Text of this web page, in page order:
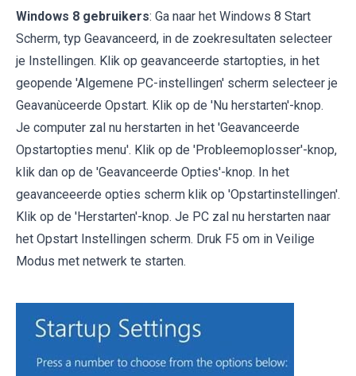
Windows 8 gebruikers: Ga naar het Windows 8 Start
Scherm, typ Geavanceerd, in de zoekresultaten selecteer
je Instellingen. Klik op geavanceerde startopties, in het
geopende 'Algemene PC-instellingen' scherm selecteer je
Geavanùceerde Opstart. Klik op de 'Nu herstarten'-knop.
Je computer zal nu herstarten in het 'Geavanceerde
Opstartopties menu'. Klik op de 'Probleemoplosser'-knop,
klik dan op de 'Geavanceerde Opties'-knop. In het
geavanceeerde opties scherm klik op 'Opstartinstellingen'.
Klik op de 'Herstarten'-knop. Je PC zal nu herstarten naar
het Opstart Instellingen scherm. Druk F5 om in Veilige
Modus met netwerk te starten.